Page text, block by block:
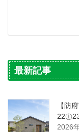
最新記事
【防
22㊏
2026